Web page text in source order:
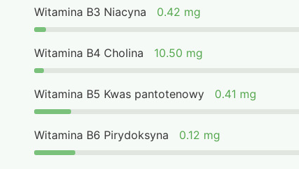
Witamina B3 Niacyna 0.42 mg
Witamina B4 Cholina 10.50 mg
Witamina B5 Kwas pantotenowy 0.41 mg
Witamina B6 Pirydoksyna 0.12 mg